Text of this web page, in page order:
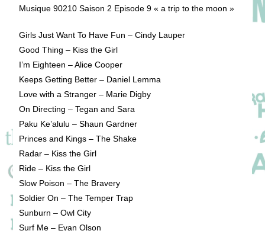
Musique 90210 Saison 2 Episode 9 « a trip to the moon »
Girls Just Want To Have Fun – Cindy Lauper
Good Thing – Kiss the Girl
I’m Eighteen – Alice Cooper
Keeps Getting Better – Daniel Lemma
Love with a Stranger – Marie Digby
On Directing – Tegan and Sara
Paku Ke’alulu – Shaun Gardner
Princes and Kings – The Shake
Radar – Kiss the Girl
Ride – Kiss the Girl
Slow Poison – The Bravery
Soldier On – The Temper Trap
Sunburn – Owl City
Surf Me – Evan Olson